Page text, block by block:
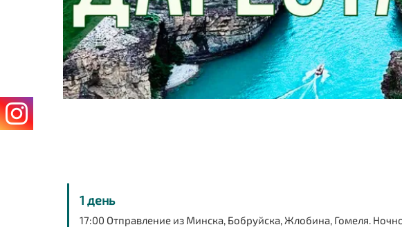
1 день
17:00 Отправление из Минска, Бобруйска, Жлобина, Гомеля.